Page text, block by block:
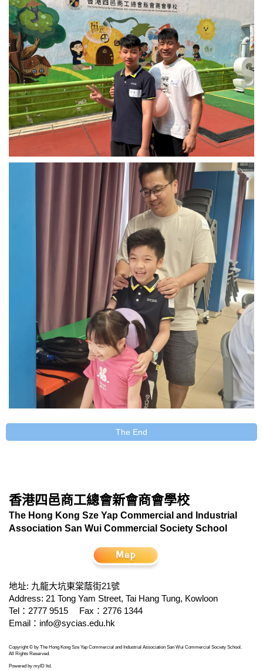
The End
香港四邑商工總會新會商會學校
The Hong Kong Sze Yap Commercial and Industrial
Association San Wui Commercial Society School
地址: 九龍大坑東棠蔭街21號
Address: 21 Tong Yam Street, Tai Hang Tung, Kowloon
Tel：2777 9515
Fax：2776 1344
Email： info@sycias.edu.hk
Copyright © by The Hong Kong Sze Yap Commercial and Industrial Association San Wui Commercial Society School.
All Rights Reserved.
Powered by myID ltd